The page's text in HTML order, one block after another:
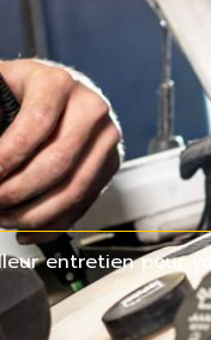
entretien pour